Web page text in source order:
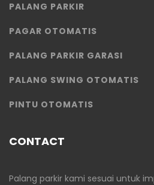
PALANG PARKIR
PAGAR OTOMATIS
PALANG PARKIR GARASI
PALANG SWING OTOMATIS
PINTU OTOMATIS
CONTACT
Palang parkir kami sesuai untuk